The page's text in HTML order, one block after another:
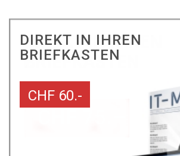
DIREKT IN IHREN
BRIEFKASTEN
CHF 60.-